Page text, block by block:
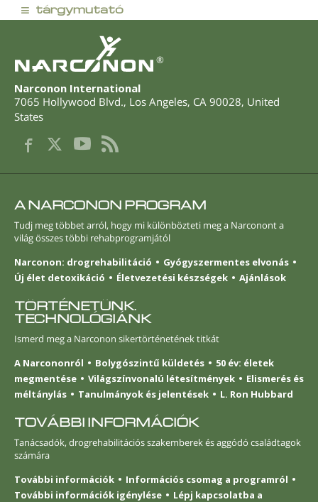
≡ tárgymutató
®
Narconon International
7065 Hollywood Blvd., Los Angeles, CA 90028, United
States
A NARCONON PROGRAM
Tudj meg többet arról, hogy mi különbözteti meg a Narconont a
világ összes többi rehabprogramjától
Narconon: drogrehabilitáció
Gyógyszermentes elvonás
Új élet detoxikáció
Életvezetési készségek Ajánlások
TÖRTÉNETÜNK.
TECHNOLÓGIÁNK
Ismerd meg a Narconon sikertörténetének titkát
A Narcononról
Bolygószintű küldetés
50 év: életek
megmentése
Világszínvonalú létesítmények
Elismerés és
méltánylás
Tanulmányok és jelentések L. Ron Hubbard
TOVÁBBI INFORMÁCIÓK
Tanácsadók, drogrehabilitációs szakemberek és aggódó családtagok
számára
További információk
Információs csomag a programról
További információk igénylése
Lépj kapcsolatba a